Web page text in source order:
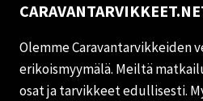
Olemme Caravantarvikkeiden
erikoismyymälä. Meiltä
osat ja tarvikkeet edullisesti.